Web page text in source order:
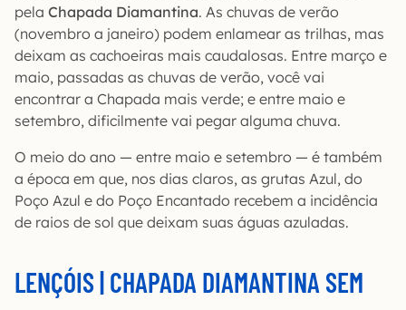
pela Chapada Diamantina. As chuvas de verão
(novembro a janeiro) podem enlamear as trilhas, mas
deixam as cachoeiras mais caudalosas. Entre março e
maio, passadas as chuvas de verão, você vai
encontrar a Chapada mais verde; e entre maio e
setembro, dificilmente vai pegar alguma chuva.
O meio do ano — entre maio e setembro — é também
a época em que, nos dias claros, as grutas Azul, do
Poço Azul e do Poço Encantado recebem a incidência
de raios de sol que deixam suas águas azuladas.
LENÇÓIS | CHAPADA DIAMANTINA SEM